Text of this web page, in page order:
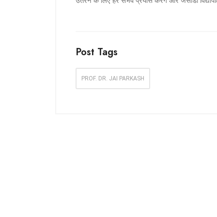
Post Tags
PROF. DR. JAI PARKASH